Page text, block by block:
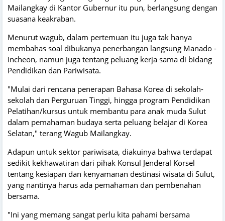
Mailangkay di Kantor Gubernur itu pun, berlangsung dengan
suasana keakraban.
Menurut wagub, dalam pertemuan itu juga tak hanya
membahas soal dibukanya penerbangan langsung Manado -
Incheon, namun juga tentang peluang kerja sama di bidang
Pendidikan dan Pariwisata.
"Mulai dari rencana penerapan Bahasa Korea di sekolah-
sekolah dan Perguruan Tinggi, hingga program Pendidikan
Pelatihan/kursus untuk membantu para anak muda Sulut
dalam pemahaman budaya serta peluang belajar di Korea
Selatan," terang Wagub Mailangkay.
Adapun untuk sektor pariwisata, diakuinya bahwa terdapat
sedikit kekhawatiran dari pihak Konsul Jenderal Korsel
tentang kesiapan dan kenyamanan destinasi wisata di Sulut,
yang nantinya harus ada pemahaman dan pembenahan
bersama.
"Ini yang memang sangat perlu kita pahami bersama